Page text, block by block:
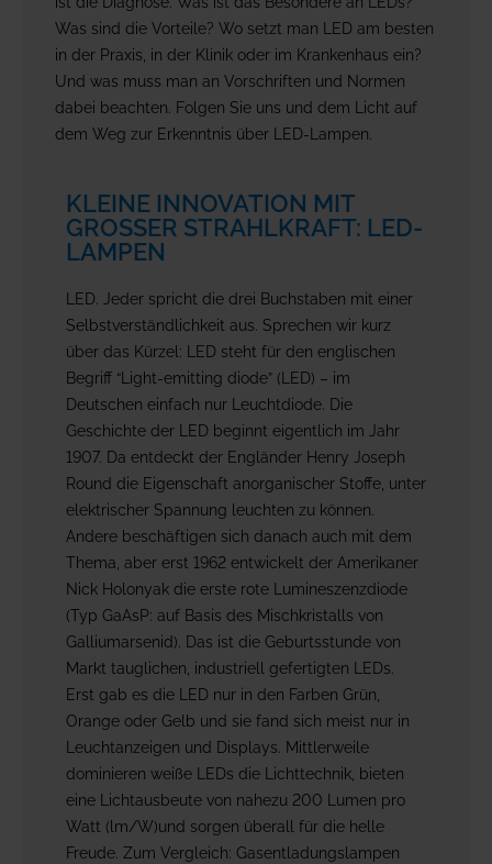
Was sind die Vorteile? Wo setzt man LED am besten
in der Praxis, in der Klinik oder im Krankenhaus ein?
Und was muss man an Vorschriften und Normen
dabei beachten. Folgen Sie uns und dem Licht auf
dem Weg zur Erkenntnis über LED-Lampen.
KLEINE INNOVATION MIT
GROSSER STRAHLKRAFT: LED-L
AMPEN
LED. Jeder spricht die drei Buchstaben mit einer
Selbstverständlichkeit aus. Sprechen wir kurz
über das Kürzel: LED steht für den englischen
Begriff “Light-emitting diode” (LED) – im
Deutschen einfach nur Leuchtdiode. Die
Geschichte der LED beginnt eigentlich im Jahr
1907. Da entdeckt der Engländer Henry Joseph
Round die Eigenschaft anorganischer Stoffe, unter
elektrischer Spannung leuchten zu können.
Andere beschäftigen sich danach auch mit dem
Thema, aber erst 1962 entwickelt der Amerikaner
Nick Holonyak die erste rote Lumineszenzdiode
(Typ GaAsP: auf Basis des Mischkristalls von
Galliumarsenid). Das ist die Geburtsstunde von
Markt tauglichen, industriell gefertigten LEDs.
Erst gab es die LED nur in den Farben Grün,
Orange oder Gelb und sie fand sich meist nur in
Leuchtanzeigen und Displays. Mittlerweile
dominieren weiße LEDs die Lichttechnik, bieten
eine Lichtausbeute von nahezu 200 Lumen pro
Watt (lm/W)und sorgen überall für die helle
Freude. Zum Vergleich: Gasentladungslampen